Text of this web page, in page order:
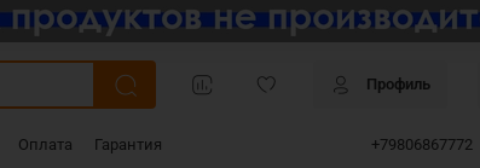
Профиль
Оплата Гарантия +79806867772